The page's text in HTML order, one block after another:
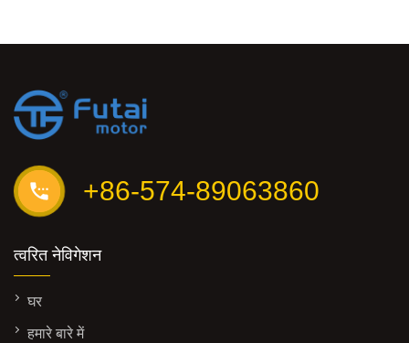
+86-574-89063860
त्वरित नेविगेशन
घर
हमारे बारे में